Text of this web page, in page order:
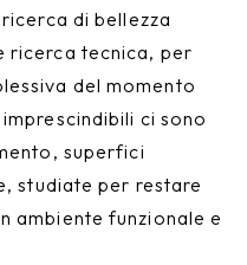
di bellezza
ricerca tecnica, per
del momento
ci sono
superfici
studiate per restare
ambiente funzionale e